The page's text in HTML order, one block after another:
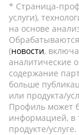
* Страница-
услуги),
на основе
(новости,
аналитические
содержание
больше
или продукта/
Профиль может
информацией, в
продукте/услуге.